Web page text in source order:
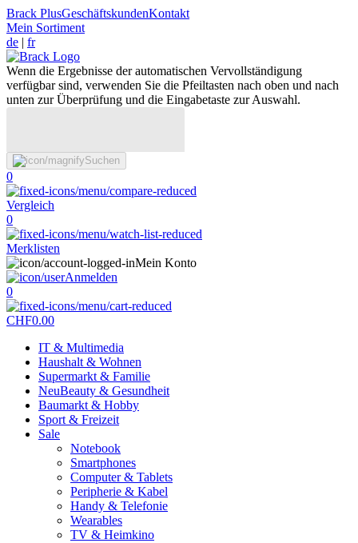
Brack PlusGeschäftskundenKontakt
Mein Sortiment
de | fr
Wenn die Ergebnisse der automatischen Vervollständigung
verfügbar sind, verwenden Sie die Pfeiltasten nach oben und nach
unten zur Überprüfung und die Eingabetaste zur Auswahl.
Suchen
0
Vergleich
0
Merklisten
Mein Konto
Anmelden
0
CHF0.00
IT & Multimedia
Haushalt & Wohnen
Supermarkt & Familie
NeuBeauty & Gesundheit
Baumarkt & Hobby
Sport & Freizeit
Sale
Notebook
Smartphones
Computer & Tablets
Peripherie & Kabel
Handy & Telefonie
Wearables
TV & Heimkino